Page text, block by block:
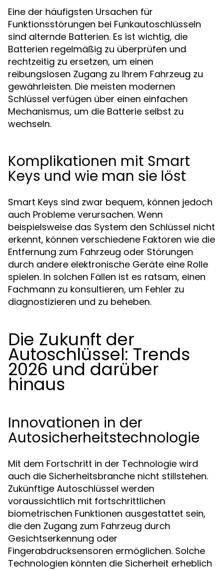
Eine der häufigsten Ursachen für
Funktionsstörungen bei Funkautoschlüsseln
sind alternde Batterien. Es ist wichtig, die
Batterien regelmäßig zu überprüfen und
rechtzeitig zu ersetzen, um einen
reibungslosen Zugang zu Ihrem Fahrzeug zu
gewährleisten. Die meisten modernen
Schlüssel verfügen über einen einfachen
Mechanismus, um die Batterie selbst zu
wechseln.
Komplikationen mit Smart
Keys und wie man sie löst
Smart Keys sind zwar bequem, können jedoch
auch Probleme verursachen. Wenn
beispielsweise das System den Schlüssel nicht
erkennt, können verschiedene Faktoren wie die
Entfernung zum Fahrzeug oder Störungen
durch andere elektronische Geräte eine Rolle
spielen. In solchen Fällen ist es ratsam, einen
Fachmann zu konsultieren, um Fehler zu
diagnostizieren und zu beheben.
Die Zukunft der
Autoschlüssel: Trends
2026 und darüber
hinaus
Innovationen in der
Autosicherheitstechnologie
Mit dem Fortschritt in der Technologie wird
auch die Sicherheitsbranche nicht stillstehen.
Zukünftige Autoschlüssel werden
voraussichtlich mit fortschrittlichen
biometrischen Funktionen ausgestattet sein,
die den Zugang zum Fahrzeug durch
Gesichtserkennung oder
Fingerabdrucksensoren ermöglichen. Solche
Technologien könnten die Sicherheit erheblich